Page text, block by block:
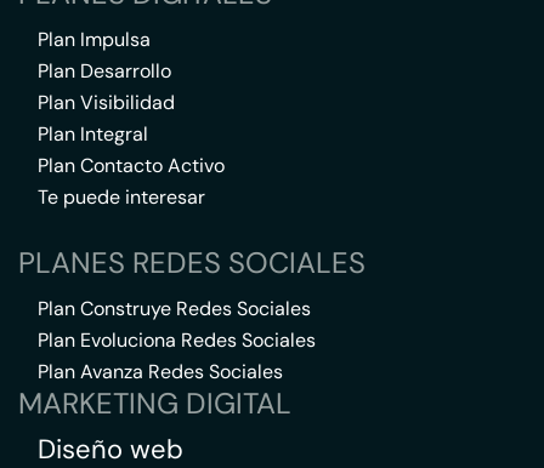
Plan Impulsa
Plan Desarrollo
Plan Visibilidad
Plan Integral
Plan Contacto Activo
Te puede interesar
PLANES REDES SOCIALES
Plan Construye Redes Sociales
Plan Evoluciona Redes Sociales
Plan Avanza Redes Sociales
MARKETING DIGITAL
Diseño web